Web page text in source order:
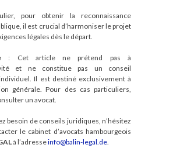
pour obtenir la reconnaissance
il est crucial d’harmoniser le projet
légales dès le départ.
: Cet article ne prétend pas à
et ne constitue pas un conseil
Il est destiné exclusivement à
générale. Pour des cas particuliers,
un avocat.
besoin de conseils juridiques, n’hésitez
le cabinet d’avocats hambourgeois
à l’adresseinfo@balin-legal.de.